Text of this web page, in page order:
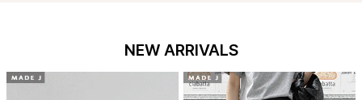
NEW ARRIVALS